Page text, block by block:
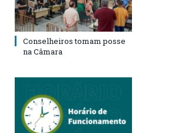
Conselheiros tomam posse
na Câmara